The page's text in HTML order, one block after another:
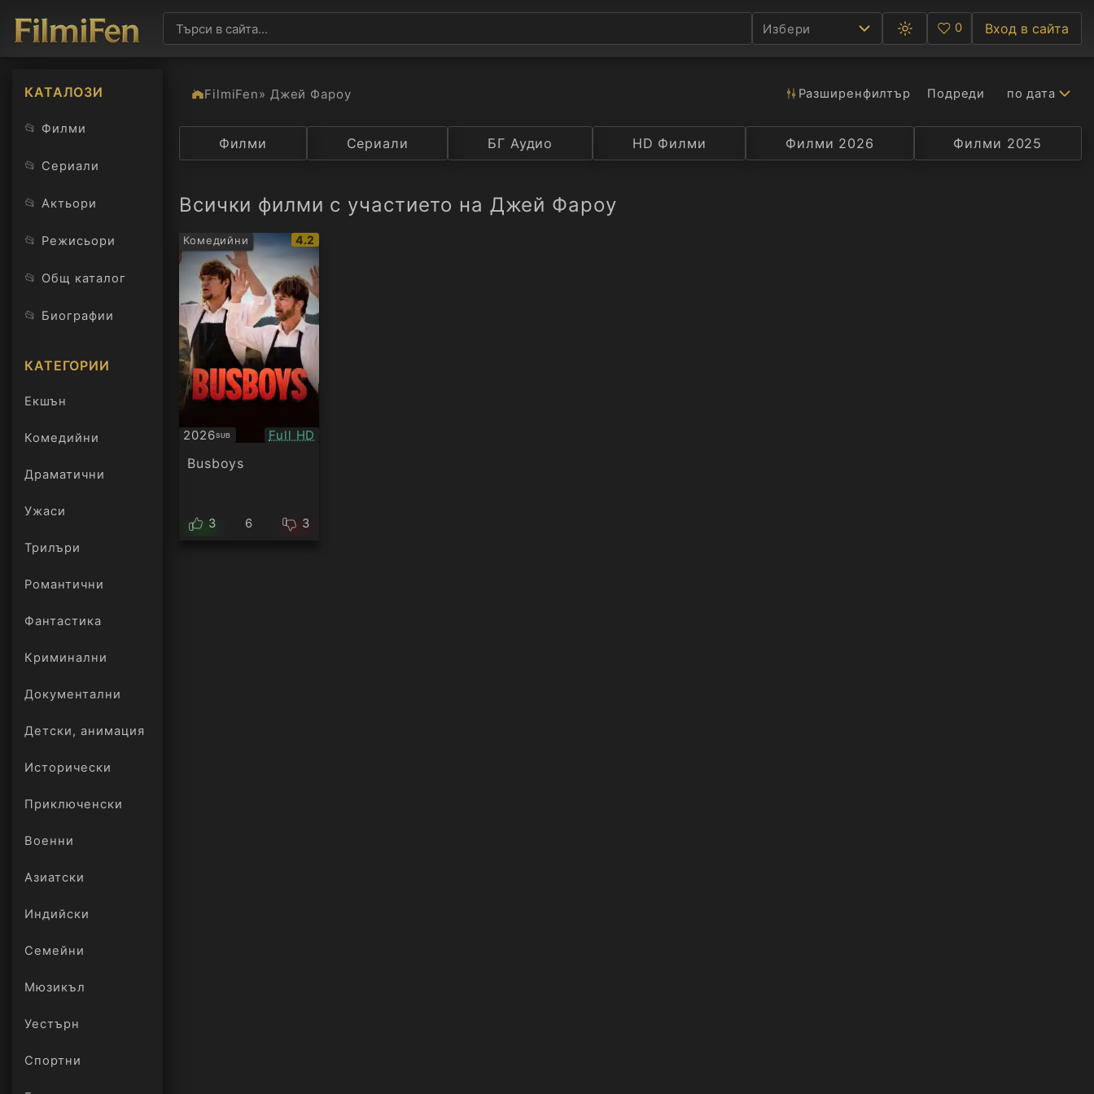
Избери
Превключване
между
светла
Любими
0 Вход в сайта
КАТАЛОЗИ
📂 Филми
📂 Сериали
📂 Актьори
📂 Режисьори
📂 Общ каталог
📂 Биографии
КАТЕГОРИИ
Екшън
Комедийни
Драматични
Ужаси
Трилъри
онлайн
Романтични
Фантастика
Криминални
Документални
Детски, анимация
Исторически
Приключенски
Военни
Азиатски
Индийски
Семейни
Мюзикъл
Уестърн
Спортни
FilmiFen» Джей Фароу Разширенфилтър Подреди по дата
Категория Държава Рейтинг Селекция Превод Актьор
Филми Сериали БГ Аудио HD Филми Филми 2026 Филми 2025
Всички филми с участието на Джей Фароу
Комедийни
IMDb
4.2
2026SUB
Субтитри Качество:
Full HD
Busboys
3 6 3